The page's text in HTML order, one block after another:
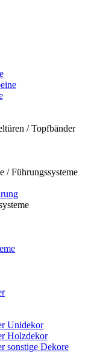
/ Topfbänder
/ Führungssysteme
Unidekor
Holzdekor
sonstige Dekore